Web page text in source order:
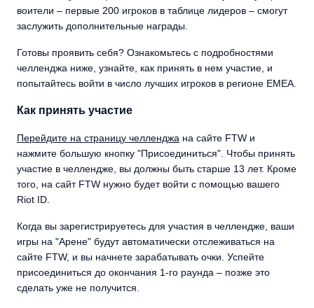
воители – первые 200 игроков в таблице лидеров – смогут
заслужить дополнительные награды.
Готовы проявить себя? Ознакомьтесь с подробностями
челленджа ниже, узнайте, как принять в нем участие, и
попытайтесь войти в число лучших игроков в регионе EMEA.
Как принять участие
Перейдите на страницу челленджа на сайте FTW и
нажмите большую кнопку "Присоединиться". Чтобы принять
участие в челлендже, вы должны быть старше 13 лет. Кроме
того, на сайт FTW нужно будет войти с помощью вашего
Riot ID.
Когда вы зарегистрируетесь для участия в челлендже, ваши
игры на "Арене" будут автоматически отслеживаться на
сайте FTW, и вы начнете зарабатывать очки. Успейте
присоединиться до окончания 1-го раунда – позже это
сделать уже не получится.